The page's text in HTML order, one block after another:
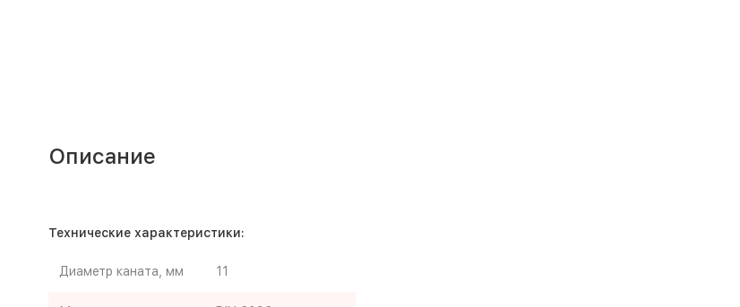
Описание
Технические характеристики:
Диаметр каната, мм 11